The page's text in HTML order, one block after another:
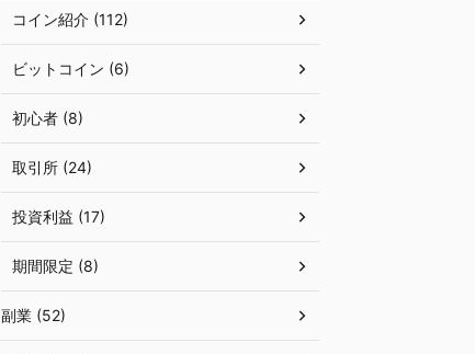
コイン紹介 (112)
ビットコイン (6)
初心者 (8)
取引所 (24)
投資利益 (17)
期間限定 (8)
副業 (52)